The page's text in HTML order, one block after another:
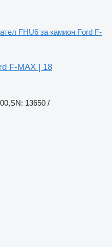
FHU6 за камион Ford F-
F-MAX | 18
13650 /